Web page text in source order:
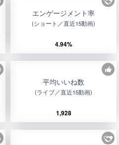
エンゲージメント率
(ショート／直近15動画)
4.94%
平均いいね数
(ライブ／直近15動画)
1,928